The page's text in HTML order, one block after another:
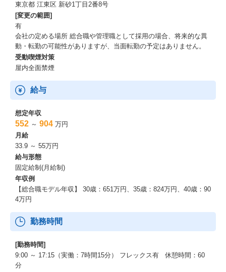
東京都 江東区 新砂1丁目2番8号
[変更の範囲]
有
会社の定める場所 総合職や管理職として採用の場合、将来的な異
動・転勤の可能性がありますが、当面転勤の予定はありません。
受動喫煙対策
屋内全面禁煙
給与
想定年収
552 ～ 904 万円
月給
33.9 ～ 55万円
給与形態
固定給制(月給制)
年収例
【総合職モデル年収】 30歳：651万円、35歳：824万円、40歳：90
4万円
勤務時間
[勤務時間]
9:00 ～ 17:15（実働：7時間15分） フレックス有 休憩時間：60
分